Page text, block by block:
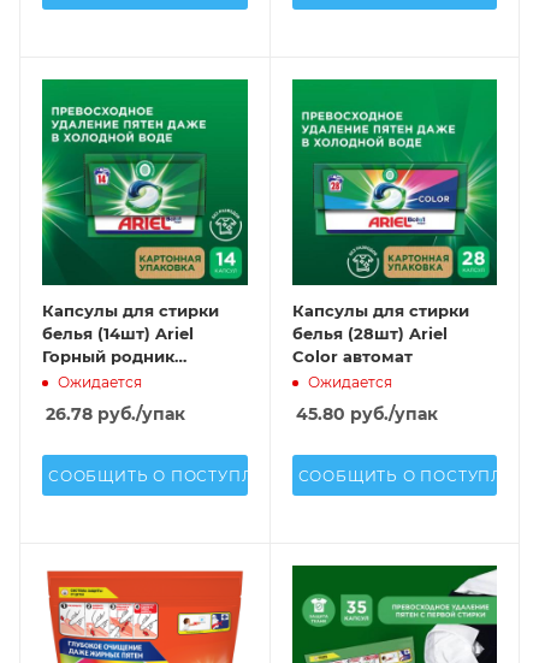
Капсулы для стирки
белья (14шт) Ariel
Горный родник
автомат
Ожидается
26.78 руб./упак
СООБЩИТЬ О ПОСТУПЛЕНИИ
Капсулы для стирки
белья (28шт) Ariel
Color автомат
Ожидается
45.80 руб./упак
СООБЩИТЬ О